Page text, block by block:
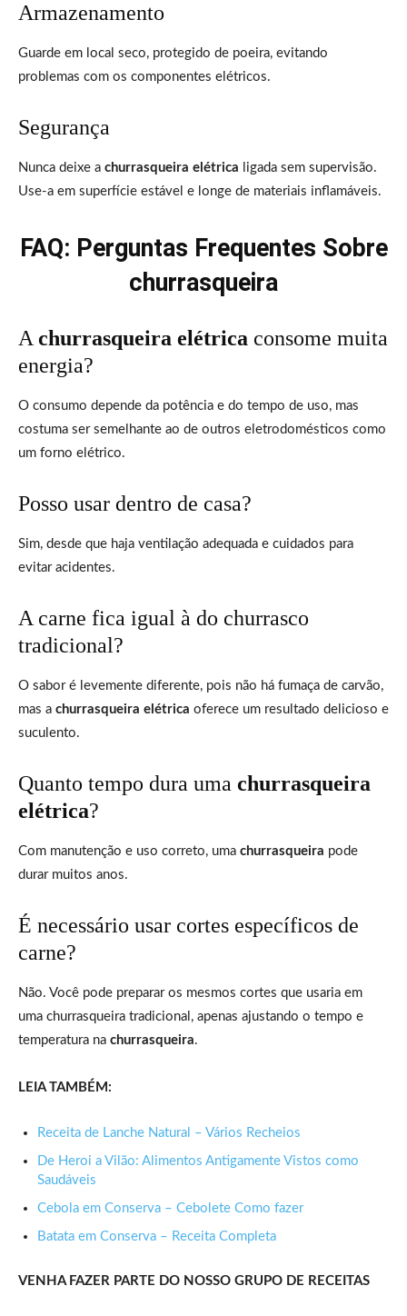
Armazenamento
Guarde em local seco, protegido de poeira, evitando
problemas com os componentes elétricos.
Segurança
Nunca deixe a churrasqueira elétrica ligada sem supervisão.
Use-a em superfície estável e longe de materiais inflamáveis.
FAQ: Perguntas Frequentes Sobre
churrasqueira
Achurrasqueira elétrica consome muita
energia?
O consumo depende da potência e do tempo de uso, mas
costuma ser semelhante ao de outros eletrodomésticos como
um forno elétrico.
Posso usar dentro de casa?
Sim, desde que haja ventilação adequada e cuidados para
evitar acidentes.
A carne fica igual à do churrasco
tradicional?
O sabor é levemente diferente, pois não há fumaça de carvão,
mas a churrasqueira elétrica oferece um resultado delicioso e
suculento.
Quanto tempo dura uma churrasqueira
elétrica?
Com manutenção e uso correto, uma churrasqueira pode
durar muitos anos.
É necessário usar cortes específicos de
carne?
Não. Você pode preparar os mesmos cortes que usaria em
uma churrasqueira tradicional, apenas ajustando o tempo e
temperatura na churrasqueira.
LEIA TAMBÉM:
Receita de Lanche Natural – Vários Recheios
De Heroi a Vilão: Alimentos Antigamente Vistos como
Saudáveis
Cebola em Conserva – Cebolete Como fazer
Batata em Conserva – Receita Completa
VENHA FAZER PARTE DO NOSSO GRUPO DE RECEITAS